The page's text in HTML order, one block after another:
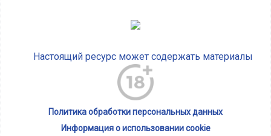
Настоящий ресурс может содержать материалы
Политика обработки персональных данных
Информация о использовании cookie